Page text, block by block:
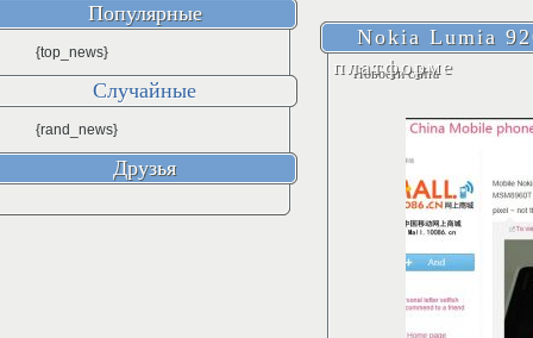
Nokia Lumia
платформе
Новости сайта
Популярные
{top_news}
Случайные
{rand_news}
Друзья